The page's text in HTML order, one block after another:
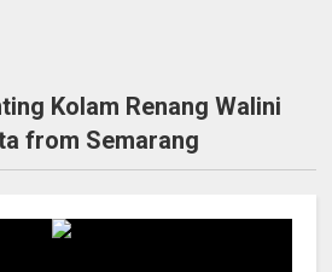
Kolam Renang Walini
from Semarang